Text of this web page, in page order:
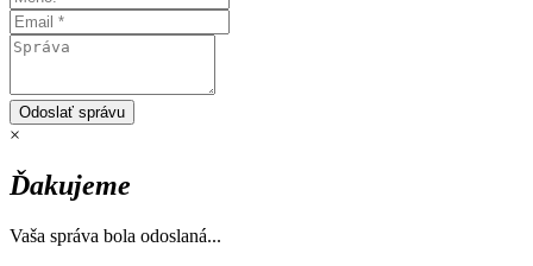
Odoslať správu
×
Ďakujeme
Vaša správa bola odoslaná...